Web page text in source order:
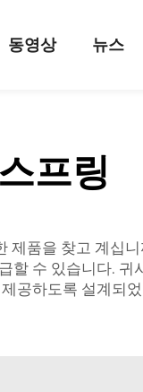
동영상 뉴스
프링
제품을 찾고 계십
수 있습니다.
공하도록 설계되